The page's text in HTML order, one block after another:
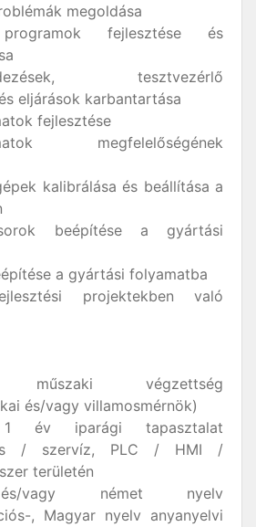
megoldása
fejlesztése és
tesztvezérlő
eljárások karbantartása
fejlesztése
megfelelőségének
kalibrálása és beállítása a
beépítése a gyártási
a gyártási folyamatba
projektekben való
műszaki végzettség
és/vagy villamosmérnök)
1 év iparági tapasztalat
/ szervíz, PLC / HMI /
területén
vagy német nyelv
, Magyar nyelv anyanyelvi